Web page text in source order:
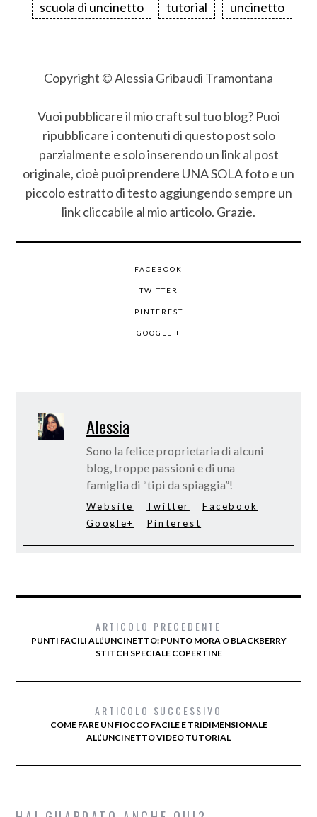
scuola di uncinetto
tutorial uncinetto
Copyright © Alessia Gribaudi Tramontana
Vuoi pubblicare il mio craft sul tuo blog? Puoi
ripubblicare i contenuti di questo post solo
parzialmente e solo inserendo un link al post
originale, cioè puoi prendere UNA SOLA foto e un
piccolo estratto di testo aggiungendo sempre un
link cliccabile al mio articolo. Grazie.
FACEBOOK
TWITTER
PINTEREST
GOOGLE +
Alessia
Sono la felice proprietaria di alcuni
blog, troppe passioni e di una
famiglia di “tipi da spiaggia”!
Website Twitter
Facebook
Google+
Pinterest
ARTICOLO PRECEDENTE
PUNTI FACILI ALL’UNCINETTO: PUNTO MORA O BLACKBERRY
STITCH SPECIALE COPERTINE
ARTICOLO SUCCESSIVO
COME FARE UN FIOCCO FACILE E TRIDIMENSIONALE
ALL’UNCINETTO VIDEO TUTORIAL